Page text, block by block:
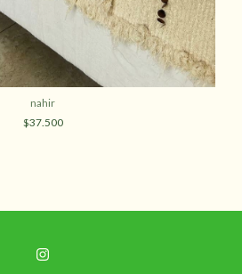
nahir
$37.500